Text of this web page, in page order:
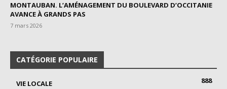
MONTAUBAN. L’AMÉNAGEMENT DU BOULEVARD D’OCCITANIE
AVANCE À GRANDS PAS
7 mars 2026
CATÉGORIE POPULAIRE
VIE LOCALE
888